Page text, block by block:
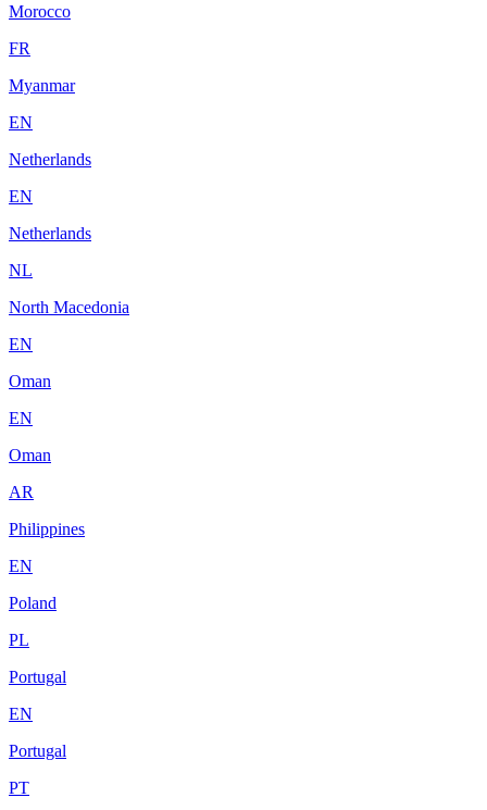
Morocco
FR
Myanmar
EN
Netherlands
EN
Netherlands
NL
North Macedonia
EN
Oman
EN
Oman
AR
Philippines
EN
Poland
PL
Portugal
EN
Portugal
PT